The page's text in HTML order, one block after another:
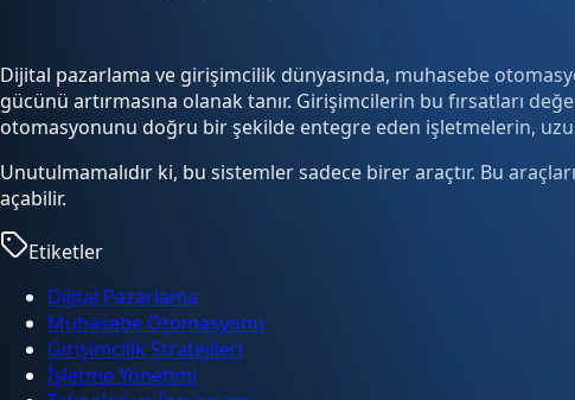
Dijital pazarlama ve girişimcilik dünyasında, muhasebe
gücünü artırmasına olanak tanır. Girişimcilerin bu fırsatları
otomasyonunu doğru bir şekilde entegre eden işletmelerin,
Unutulmamalıdır ki, bu sistemler sadece birer araçtır. Bu
açabilir.
Etiketler
Dijital Pazarlama
Muhasebe Otomasyonu
Girişimcilik Stratejileri
İşletme Yönetimi